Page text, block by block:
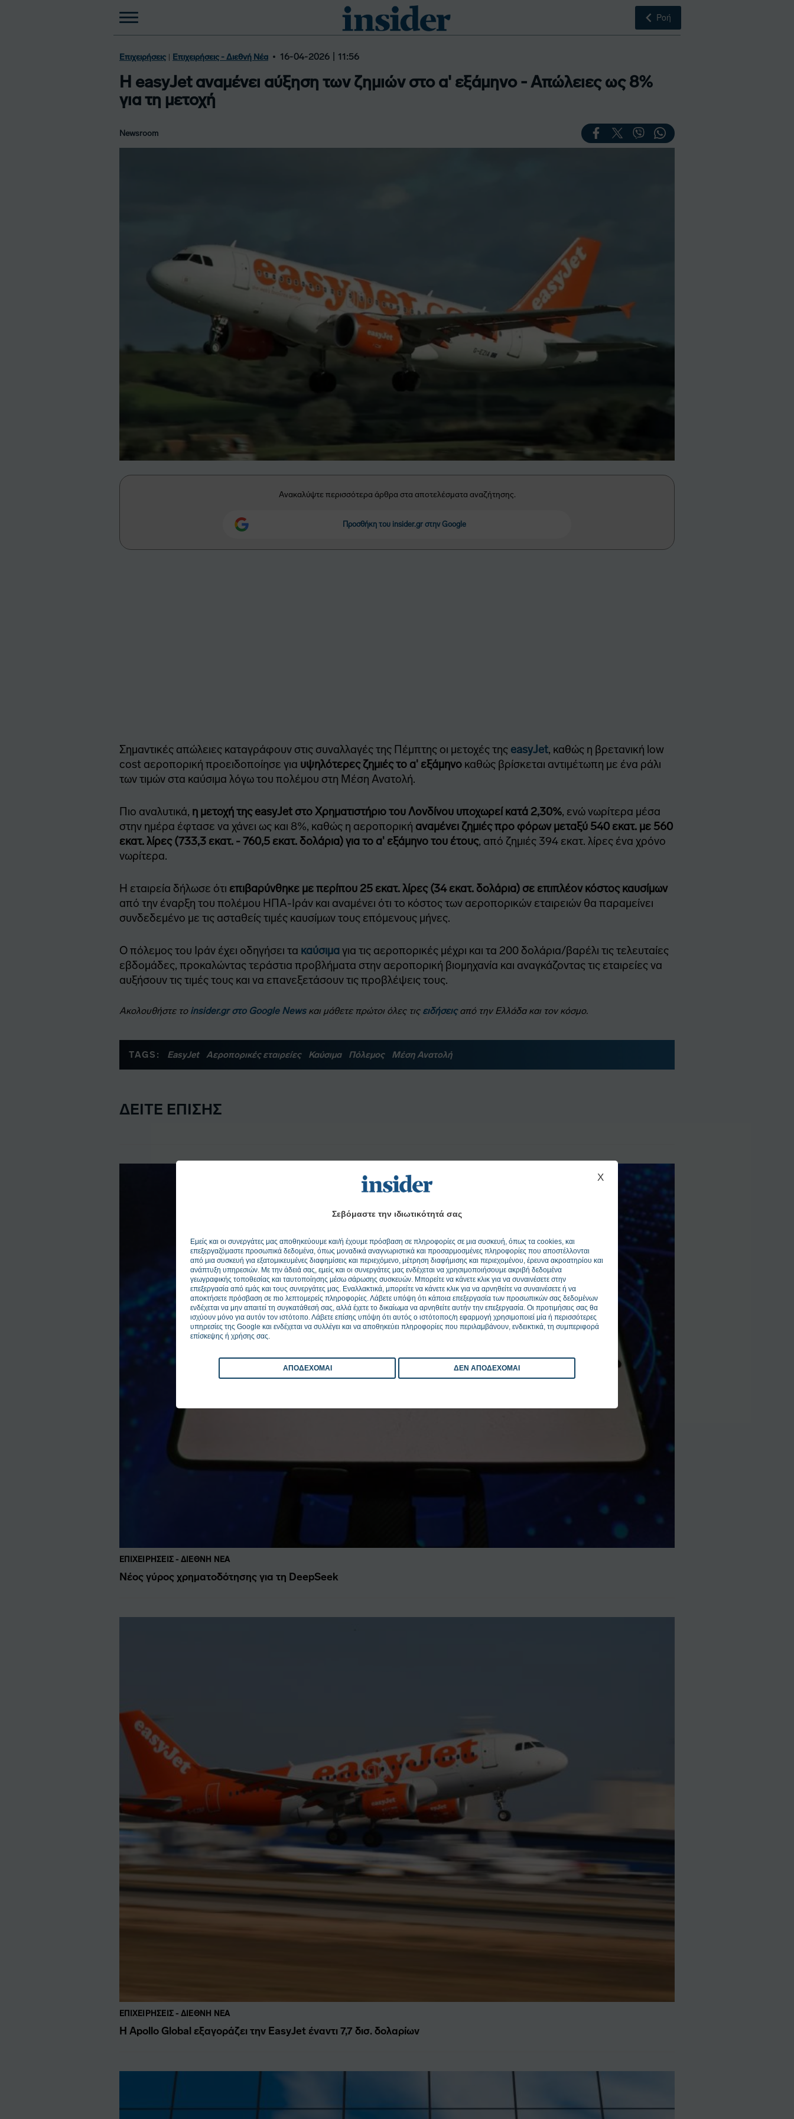
X
Σεβόμαστε την ιδιωτικότητά σας
Εμείς και οι συνεργάτες μας αποθηκεύουμε και/ή έχουμε πρόσβαση σε πληροφορίες σε μια συσκευή, όπως τα cookies, και
επεξεργαζόμαστε προσωπικά δεδομένα, όπως μοναδικά αναγνωριστικά και προσαρμοσμένες πληροφορίες που αποστέλλονται
από μια συσκευή για εξατομικευμένες διαφημίσεις και περιεχόμενο, μέτρηση διαφήμισης και περιεχομένου, έρευνα ακροατηρίου και
ανάπτυξη υπηρεσιών. Με την άδειά σας, εμείς και οι συνεργάτες μας ενδέχεται να χρησιμοποιήσουμε ακριβή δεδομένα
γεωγραφικής τοποθεσίας και ταυτοποίησης μέσω σάρωσης συσκευών. Μπορείτε να κάνετε κλικ για να συναινέσετε στην
επεξεργασία από εμάς και τους συνεργάτες μας. Εναλλακτικά, μπορείτε να κάνετε κλικ για να αρνηθείτε να συναινέσετε ή να
αποκτήσετε πρόσβαση σε πιο λεπτομερείς πληροφορίες. Λάβετε υπόψη ότι κάποια επεξεργασία των προσωπικών σας δεδομένων
ενδέχεται να μην απαιτεί τη συγκατάθεσή σας, αλλά έχετε το δικαίωμα να αρνηθείτε αυτήν την επεξεργασία. Οι προτιμήσεις σας θα
ισχύουν μόνο για αυτόν τον ιστότοπο. Λάβετε επίσης υπόψη ότι αυτός ο ιστότοπος/η εφαρμογή χρησιμοποιεί μία ή περισσότερες
υπηρεσίες της Google και ενδέχεται να συλλέγει και να αποθηκεύει πληροφορίες που περιλαμβάνουν, ενδεικτικά, τη συμπεριφορά
επίσκεψης ή χρήσης σας.
ΑΠΟΔΕΧΟΜΑΙ ΔΕΝ ΑΠΟΔΕΧΟΜΑΙ
Ροή
Επιχειρήσεις | Επιχειρήσεις - Διεθνή Νέα 16-04-2026 | 11:56
Η easyJet αναμένει αύξηση των ζημιών στο α' εξάμηνο - Απώλειες ως 8%
για τη μετοχή
Newsroom
Ανακαλύψτε περισσότερα άρθρα στα αποτελέσματα αναζήτησης.
Προσθήκη του insider.gr στην Google
Σημαντικές απώλειες καταγράφουν στις συναλλαγές της Πέμπτης οι μετοχές της easyJet, καθώς η βρετανική low
cost αεροπορική προειδοποίησε για υψηλότερες ζημιές το α' εξάμηνο καθώς βρίσκεται αντιμέτωπη με ένα ράλι
των τιμών στα καύσιμα λόγω του πολέμου στη Μέση Ανατολή.
Πιο αναλυτικά, η μετοχή της easyJet στο Χρηματιστήριο του Λονδίνου υποχωρεί κατά 2,30%, ενώ νωρίτερα μέσα
στην ημέρα έφτασε να χάνει ως και 8%, καθώς η αεροπορική αναμένει ζημιές προ φόρων μεταξύ 540 εκατ. με 560
εκατ. λίρες (733,3 εκατ. - 760,5 εκατ. δολάρια) για το α' εξάμηνο του έτους, από ζημιές 394 εκατ. λίρες ένα χρόνο
νωρίτερα.
Η εταιρεία δήλωσε ότι επιβαρύνθηκε με περίπου 25 εκατ. λίρες (34 εκατ. δολάρια) σε επιπλέον κόστος καυσίμων
από την έναρξη του πολέμου ΗΠΑ-Ιράν και αναμένει ότι το κόστος των αεροπορικών εταιρειών θα παραμείνει
συνδεδεμένο με τις ασταθείς τιμές καυσίμων τους επόμενους μήνες.
Ο πόλεμος του Ιράν έχει οδηγήσει τα καύσιμαγια τις αεροπορικές μέχρι και τα 200 δολάρια/βαρέλι τις τελευταίες
εβδομάδες, προκαλώντας τεράστια προβλήματα στην αεροπορική βιομηχανία και αναγκάζοντας τις εταιρείες να
αυξήσουν τις τιμές τους και να επανεξετάσουν τις προβλέψεις τους.
Ακολουθήστε το insider.gr στο Google Newsκαι μάθετε πρώτοι όλες τις ειδήσειςαπό την Ελλάδα και τον κόσμο.
TAGS: EasyJet Αεροπορικές εταιρείες Καύσιμα Πόλεμος Μέση Ανατολή
ΔΕΙΤΕ ΕΠΙΣΗΣ
ΕΠΙΧΕΙΡΉΣΕΙΣ - ΔΙΕΘΝΉ ΝΈΑ
Νέος γύρος χρηματοδότησης για τη DeepSeek
ΕΠΙΧΕΙΡΉΣΕΙΣ - ΔΙΕΘΝΉ ΝΈΑ
Η Apollo Global εξαγοράζει την EasyJet έναντι 7,7 δισ. δολαρίων